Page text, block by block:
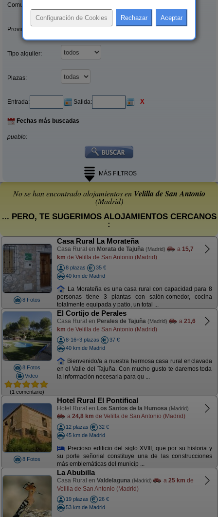
Comunidades:
Provincias/Islas:
Tipo alquiler:
Plazas:
Entrada: Salida: X
Fechas más buscadas
pueblo:
MÁS FILTROS
No se han encontrado alojamientos en Velilla de San Antonio
(Madrid)
... PERO, TE SUGERIMOS ALOJAMIENTOS CERCANOS
:
8 Fotos
Casa Rural La Morateña
Casa Rural en Morata de Tajuña (Madrid) a 15,7
km de Velilla de San Antonio (Madrid)
8 plazas
35 €
40 km de Madrid
La Morateña es una casa rural con capacidad para 8
personas tiene 3 plantas con salón-comedor, cocina
totalmente equipada y patio, un total ...
8 Fotos
Video
(1 comentario)
El Cortijo de Perales
Casa Rural en Perales de Tajuña (Madrid) a 21,6
km de Velilla de San Antonio (Madrid)
8-16+3 plazas
37 €
40 km de Madrid
Bienvenido/a a nuestra hermosa casa rural enclavada
en el Valle del Tajuña. Con mucho gusto te daremos toda
la información necesaria para qu ...
8 Fotos
Hotel Rural El Pontifical
Hotel Rural en Los Santos de la Humosa (Madrid)
a 24,8 km de Velilla de San Antonio (Madrid)
12 plazas
32 €
45 km de Madrid
Precioso edificio del siglo XVIII, que por su historia y
su porte señorial constituye una de las construcciones
más emblemáticas del municip ...
La Abubilla
Casa Rural en Valdelaguna (Madrid) a 25 km de
Velilla de San Antonio (Madrid)
19 plazas
26 €
53 km de Madrid